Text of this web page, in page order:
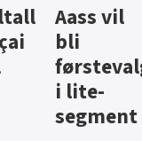
Hard
iste fra
Hansa